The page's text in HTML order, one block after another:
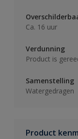
Ca. 16 uur
Verdunning
Product is
Samenstelling
Watergedragen
Product